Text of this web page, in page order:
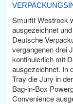
Smurfit Westrock
ausgezeichnet
Deutsche
vergangenen drei
kontinuierlich mit
ausgezeichnet. In
Tray die Jury in
Bag-in-Box
Convenience